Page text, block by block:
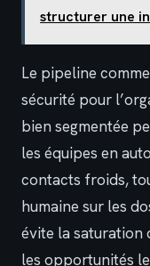
structurer une
Le pipeline
sécurité pour
bien segmentée
les équipes en
contacts froids,
humaine sur les
évite la saturation
les opportunités